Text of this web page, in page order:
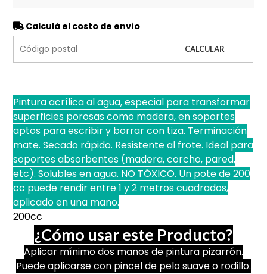
Calculá el costo de envío
CALCULAR
Pintura acrílica al agua, especial para transformar
superficies porosas como madera, en soportes
aptos para escribir y borrar con tiza. Terminación
mate. Secado rápido. Resistente al frote. Ideal para
soportes absorbentes (madera, corcho, pared,
etc). Solubles en agua. NO TÓXICO. Un pote de 200
cc puede rendir entre 1 y 2 metros cuadrados,
aplicado en una mano.
200cc
¿Cómo usar este Producto?
Aplicar mínimo dos manos de pintura pizarrón.
Puede aplicarse con pincel de pelo suave o rodillo.